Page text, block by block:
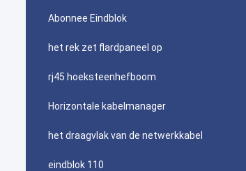
Abonnee Eindblok
het rek zet flardpaneel op
rj45 hoeksteenhefboom
Horizontale kabelmanager
het draagvlak van de netwerkkabel
eindblok 110